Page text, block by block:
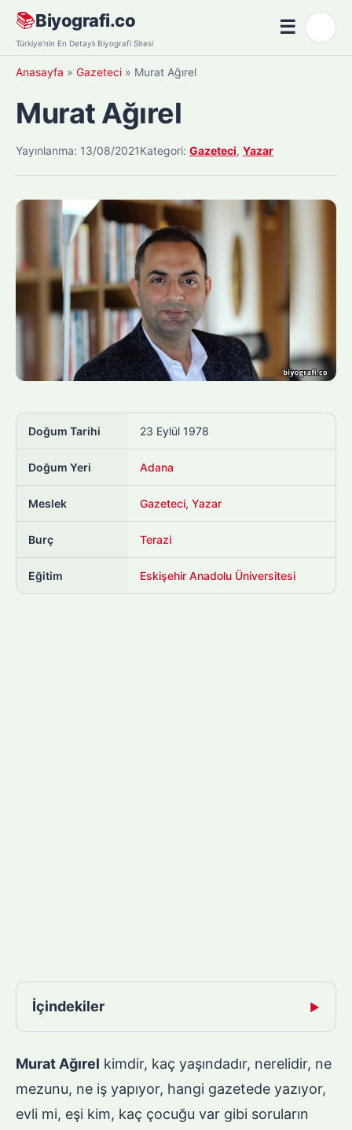
Skip
content
📚Biyografi.co
Türkiye'nin En Detaylı Biyografi Sitesi
☰Menü
Anasayfa » Gazeteci » Murat Ağırel
Murat Ağırel
Yayınlanma: 13/08/2021Kategori: Gazeteci, Yazar
Doğum Tarihi 23 Eylül 1978
Doğum Yeri Adana
Meslek Gazeteci, Yazar
Burç Terazi
Eğitim Eskişehir Anadolu Üniversitesi
İçindekiler ▶
Murat Ağırel kimdir, kaç yaşındadır, nerelidir, ne
mezunu, ne iş yapıyor, hangi gazetede yazıyor,
evli mi, eşi kim, kaç çocuğu var gibi soruların